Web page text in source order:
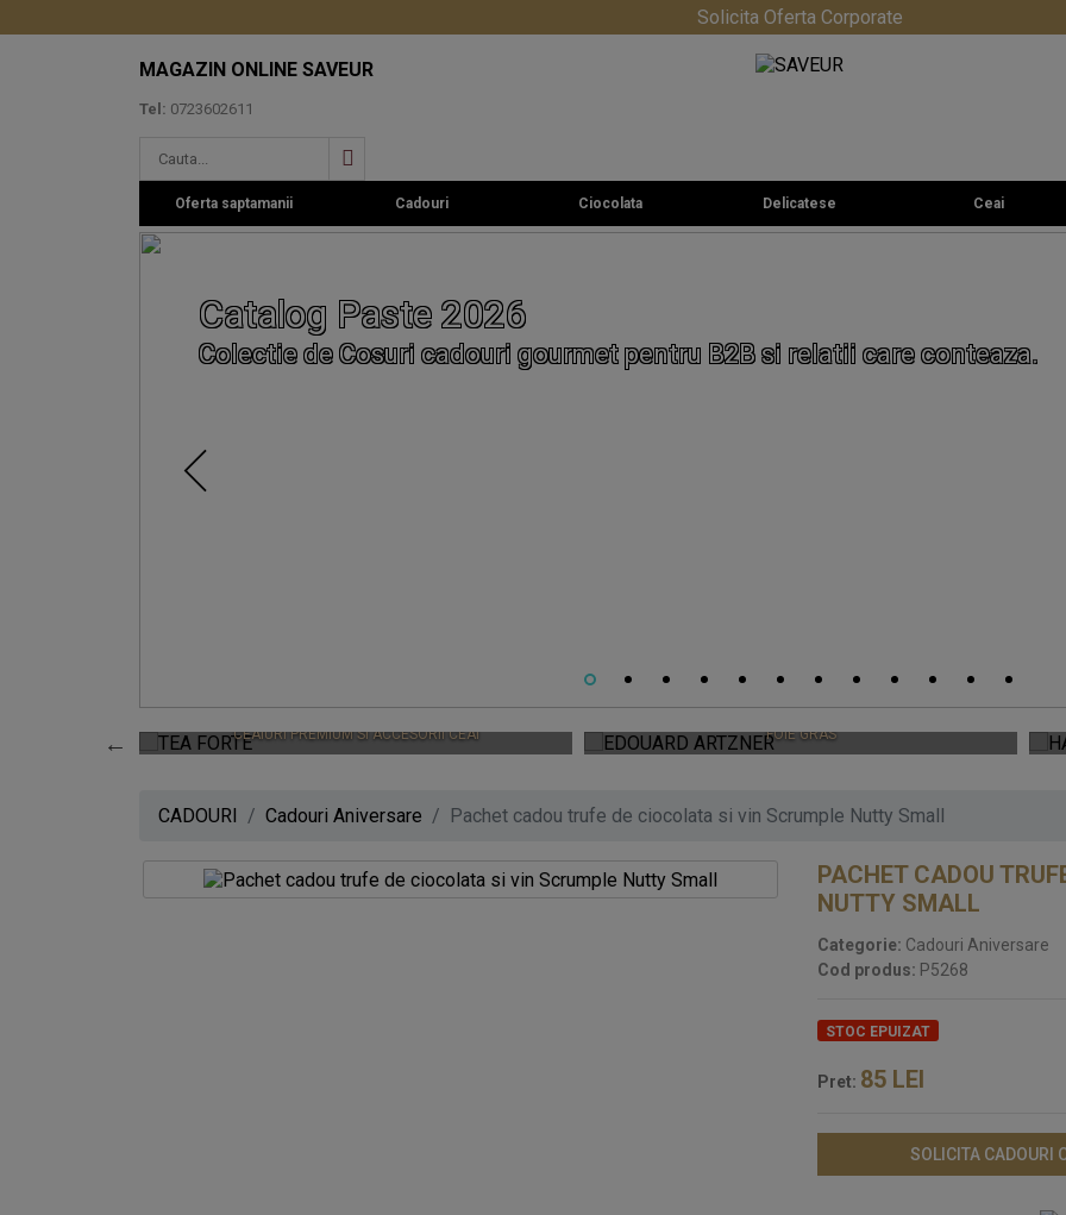
Solicita Oferta Corporate
MAGAZIN ONLINE SAVEUR
Tel: 0723602611
Oferta saptamanii Cadouri Ciocolata Delicatese Ceai
Catalog Paste 2026
Colectie de Cosuri cadouri gourmet pentru B2B si relatii care conteaza.
TEA FORTE
CEAIURI PREMIUM SI ACCESORII CEAI
EDOUARD ARTZNER
FOIE GRAS
CADOURI Cadouri Aniversare Pachet cadou trufe de ciocolata si vin Scrumple Nutty Small
PACHET CADOU
NUTTY SMALL
Categorie: Cadouri Aniversare
Cod produs: P5268
STOC EPUIZAT
Pret: 85 LEI
SOLICITA CADOURI